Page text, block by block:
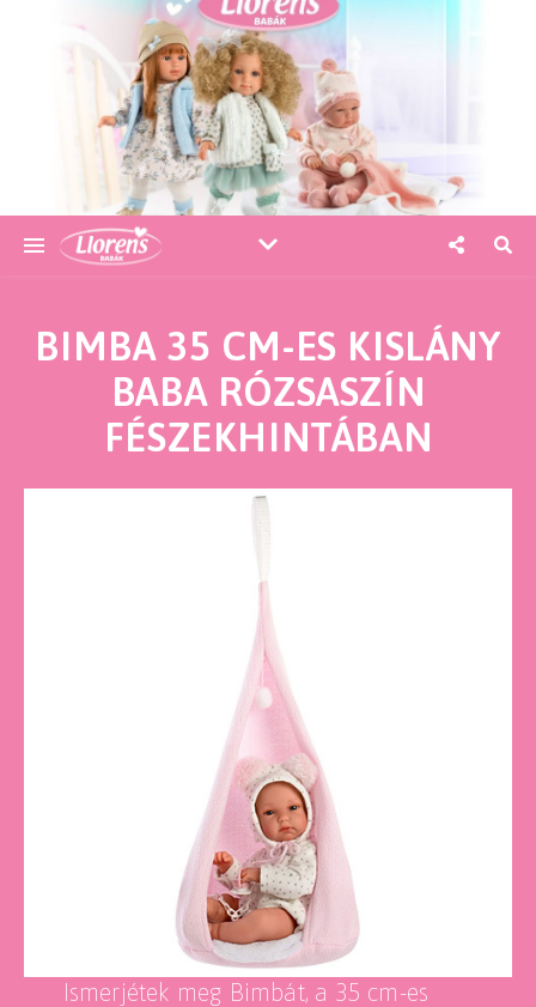
BIMBA 35 CM-ES KISLÁNY
BABA RÓZSASZÍN
FÉSZEKHINTÁBAN
Ismerjétek meg Bimbát, a 35 cm-es